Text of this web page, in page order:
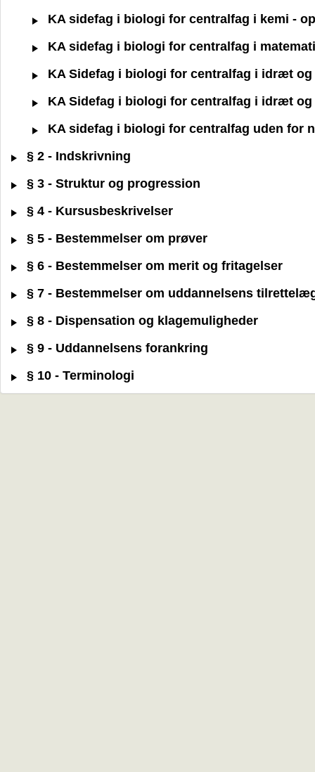
KA sidefag i biologi for centralfag i kemi -
KA sidefag i biologi for centralfag i
KA Sidefag i biologi for centralfag i idræt og
KA Sidefag i biologi for centralfag i idræt og
KA sidefag i biologi for centralfag uden for
§ 2 - Indskrivning
§ 3 - Struktur og progression
§ 4 - Kursusbeskrivelser
§ 5 - Bestemmelser om prøver
§ 6 - Bestemmelser om merit og fritagelser
§ 7 - Bestemmelser om uddannelsens
§ 8 - Dispensation og klagemuligheder
§ 9 - Uddannelsens forankring
§ 10 - Terminologi